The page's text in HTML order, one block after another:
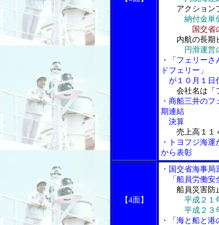
アクション
納付金単
国交省
内航の長期
円滑運営
・「フェリー
ドフェリー」
が１０月１日
会社名は「
・商船三井の
期連結
決算
売上高１１
・トヨフジ海
から表彰
【4面】
・国交省海事
「船員労働安
船員災害防
平成２１
平成２３年
・「海と船と